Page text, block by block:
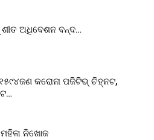
ଶୀତ ଅଧିବେଶନ ବନ୍ଦ…
କରୋନା ପଜିଟିଭ୍ ଚିହ୍ନଟ,
ମହିଳା ନିଖୋଜ